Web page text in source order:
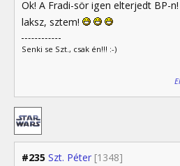
Ok! A Fradi-sör igen elterjedt BP-
laksz, sztem!
Senki se Szt., csak én!!! :-)
#235 Szt. Péter [1348]